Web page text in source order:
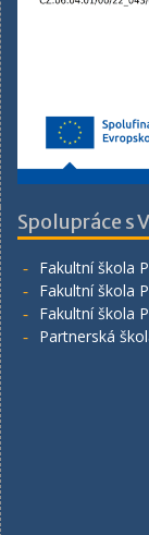
Spolupráce s
Fakultní škola
Fakultní škola
Fakultní škola
Partnerská